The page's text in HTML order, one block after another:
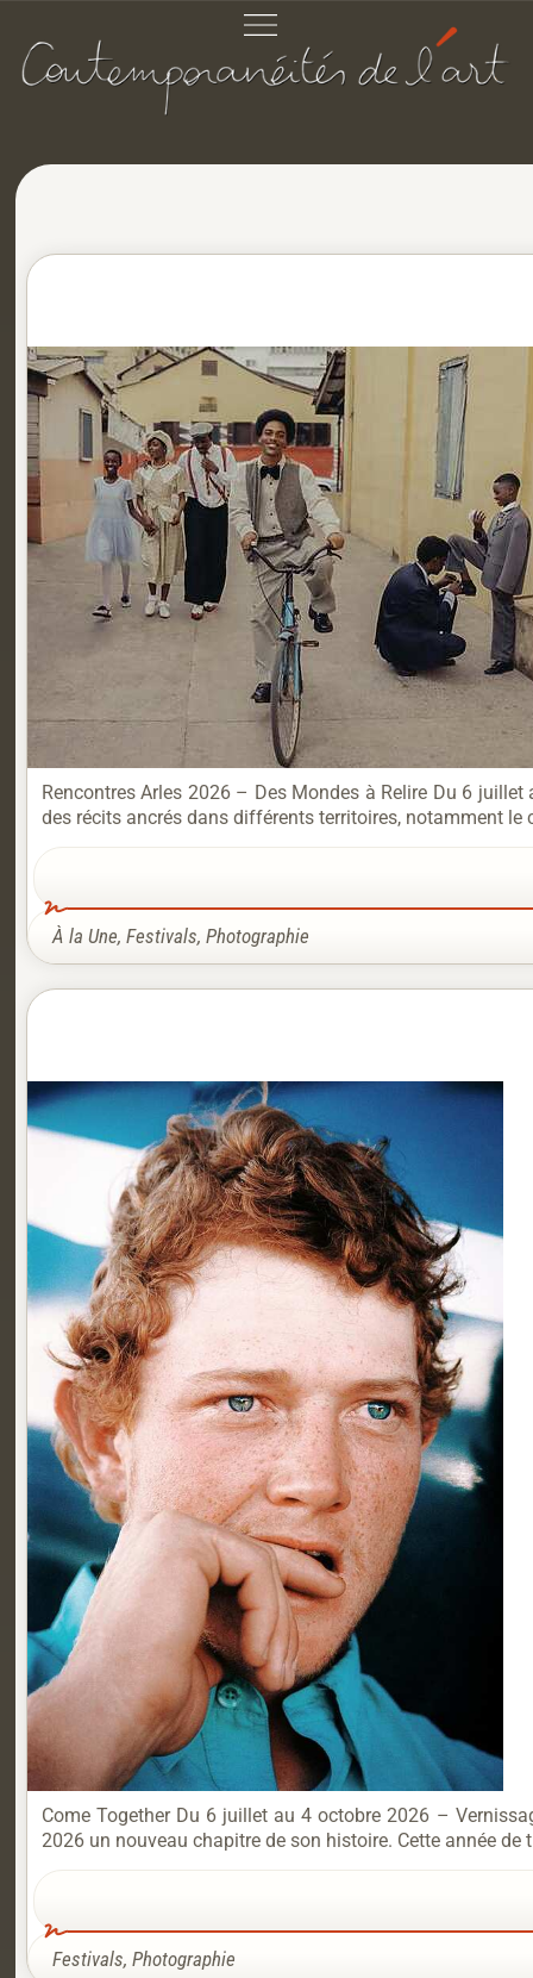
Rencontres Arles 2026 – Des Mondes à Relire Du 6
des récits ancrés dans différents territoires, notamment
À la Une, Festivals, Photographie
Come Together Du 6 juillet au 4 octobre 2026 –
2026 un nouveau chapitre de son histoire. Cette année
Festivals, Photographie